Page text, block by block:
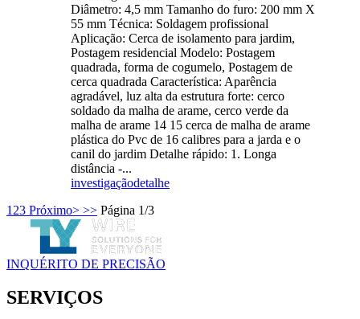
Diâmetro: 4,5 mm Tamanho do furo: 200 mm X
55 mm Técnica: Soldagem profissional
Aplicação: Cerca de isolamento para jardim,
Postagem residencial Modelo: Postagem
quadrada, forma de cogumelo, Postagem de
cerca quadrada Característica: Aparência
agradável, luz alta da estrutura forte: cerco
soldado da malha de arame, cerco verde da
malha de arame 14 15 cerca de malha de arame
plástica do Pvc de 16 calibres para a jarda e o
canil do jardim Detalhe rápido: 1. Longa
distância -...
investigaçãodetalhe
1 23 Próximo> >> Página 1/3
INQUÉRITO DE PRECISÃO
SERVIÇOS